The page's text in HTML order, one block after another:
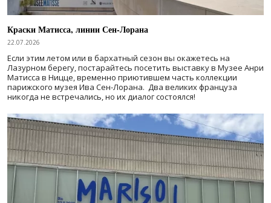
Краски Матисса, линии Сен-Лорана
22.07.2026
Если этим летом или в бархатный сезон вы окажетесь на
Лазурном берегу, постарайтесь посетить выставку в Музее Анри
Матисса в Ницце, временно приютившем часть коллекции
парижского музея Ива Сен-Лорана. Два великих француза
никогда не встречались, но их диалог состоялся!